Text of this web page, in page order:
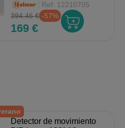
Ref: 12210705
394,46 € -57%
169 €
Detector de movimiento